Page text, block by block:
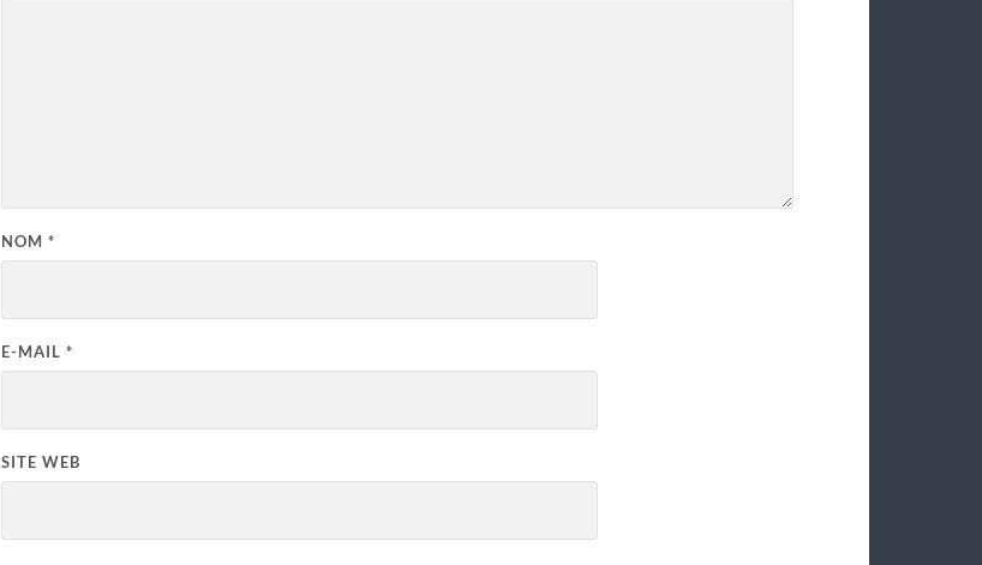
NOM *
E-MAIL *
SITE WEB